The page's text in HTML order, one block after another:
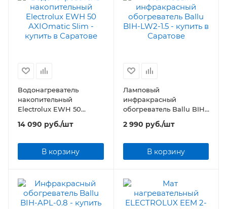
Водонагреватель
накопительный
Electrolux EWH 50
AXIOmatic Slim
14 090 руб./шт
В корзину
Ламповый
инфракрасный
обогреватель Ballu BIH-
2 990 руб./шт
В корзину